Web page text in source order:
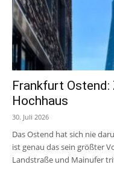
Frankfurt Ostend:
Hochhaus
30. Juli 2026
Das Ostend hat sich nie
ist genau das sein größter
Landstraße und Mainufer